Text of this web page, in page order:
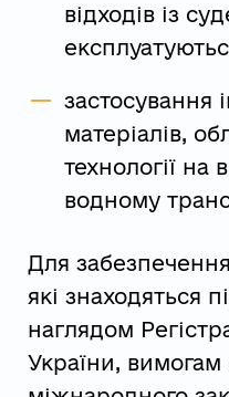
відходів із
застосування
матеріалів,
технології на
водному
Для
які знаходяться
наглядом
України, вимогам